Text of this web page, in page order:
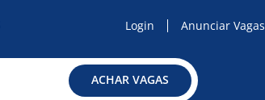
Login Anunciar Vagas
ACHAR VAGAS